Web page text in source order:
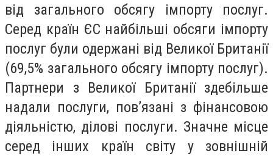
від загального обсягу імпорту послуг.
Серед країн ЄС найбільші обсяги імпорту
послуг були одержані від Великої Британії
(69,5% загального обсягу імпорту послуг).
Партнери з Великої Британії здебільше
надали послуги, пов’язані з фінансовою
діяльністю, ділові послуги. Значне місце
серед інших країн світу у зовнішній